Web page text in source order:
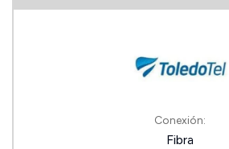
Conexión:
Fibra